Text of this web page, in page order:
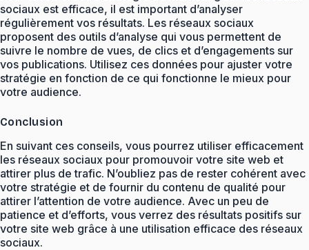
sociaux est efficace, il est important d’analyser
régulièrement vos résultats. Les réseaux sociaux
proposent des outils d’analyse qui vous permettent de
suivre le nombre de vues, de clics et d’engagements sur
vos publications. Utilisez ces données pour ajuster votre
stratégie en fonction de ce qui fonctionne le mieux pour
votre audience.
Conclusion
En suivant ces conseils, vous pourrez utiliser efficacement
les réseaux sociaux pour promouvoir votre site web et
attirer plus de trafic. N’oubliez pas de rester cohérent avec
votre stratégie et de fournir du contenu de qualité pour
attirer l’attention de votre audience. Avec un peu de
patience et d’efforts, vous verrez des résultats positifs sur
votre site web grâce à une utilisation efficace des réseaux
sociaux.